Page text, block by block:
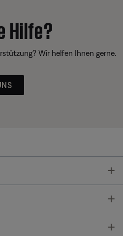
Hilfe?
Wir helfen Ihnen gerne.